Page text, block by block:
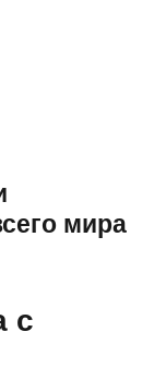
мира
с